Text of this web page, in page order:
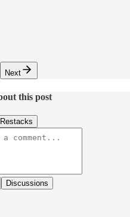
Next
this post
Restacks
Discussions